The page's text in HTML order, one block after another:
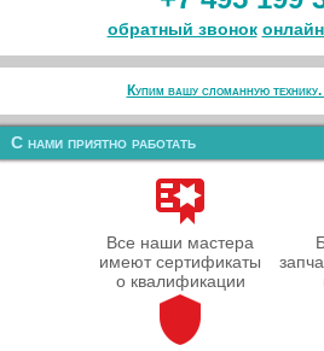
обратный звонок
Купим вашу сломанную
С нами приятно работать
Все наши мастера
имеют сертификаты
о квалификации